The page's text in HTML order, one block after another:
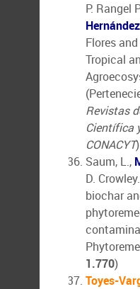
P. Rangel
Flores
Tropical
Revistas
Científica
CONACYT)
Saum, L.,
D.
biochar
1.770)
Toyes-